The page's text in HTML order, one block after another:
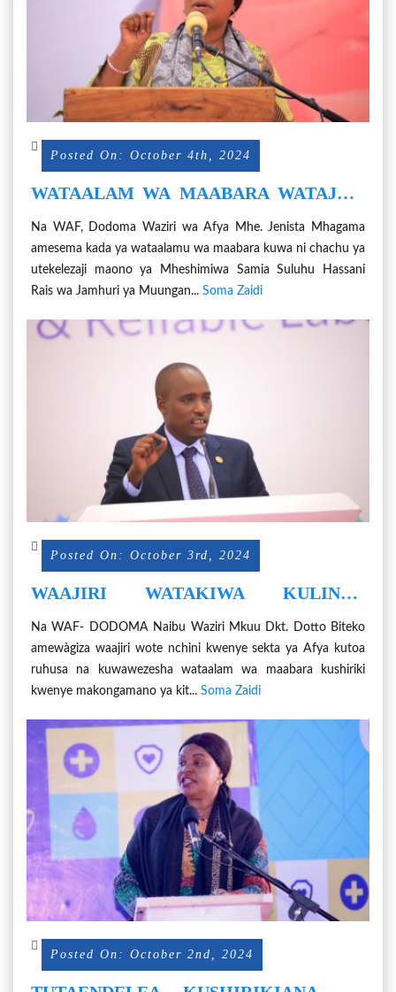
Posted On: October 4th, 2024
WATAALAM WA MAABARA WATAJWA
NCHINI
Na WAF, Dodoma Waziri wa Afya Mhe. Jenista Mhagama
amesema kada ya wataalamu wa maabara kuwa ni chachu ya
utekelezaji maono ya Mheshimiwa Samia Suluhu Hassani
Rais wa Jamhuri ya Muungan... Soma Zaidi
Posted On: October 3rd, 2024
WAAJIRI WATAKIWA KULINDA
Na WAF- DODOMA Naibu Waziri Mkuu Dkt. Dotto Biteko
amewàgiza waajiri wote nchini kwenye sekta ya Afya kutoa
ruhusa na kuwawezesha wataalam wa maabara kushiriki
kwenye makongamano ya kit... Soma Zaidi
Posted On: October 2nd, 2024